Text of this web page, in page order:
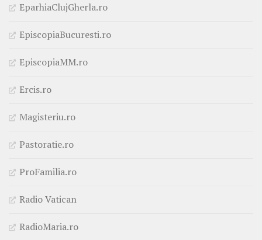
EparhiaClujGherla.ro
EpiscopiaBucuresti.ro
EpiscopiaMM.ro
Ercis.ro
Magisteriu.ro
Pastoratie.ro
ProFamilia.ro
Radio Vatican
RadioMaria.ro